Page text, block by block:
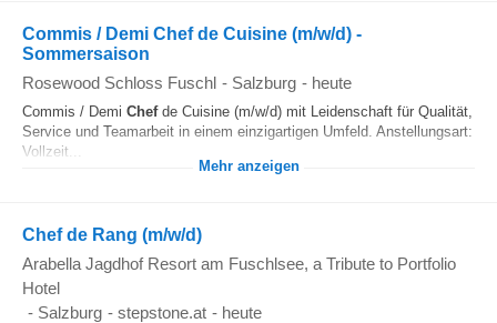
Commis / Demi Chef de Cuisine (m/w/d) -
Sommersaison
Rosewood Schloss Fuschl - Salzburg - heute
Commis / Demi Chefde Cuisine (m/w/d) mit Leidenschaft für Qualität,
Service und Teamarbeit in einem einzigartigen Umfeld. Anstellungsart:
Vollzeit...
Mehr anzeigen
Chef de Rang (m/w/d)
Arabella Jagdhof Resort am Fuschlsee, a Tribute to Portfolio
Hotel
- Salzburg - stepstone.at - heute